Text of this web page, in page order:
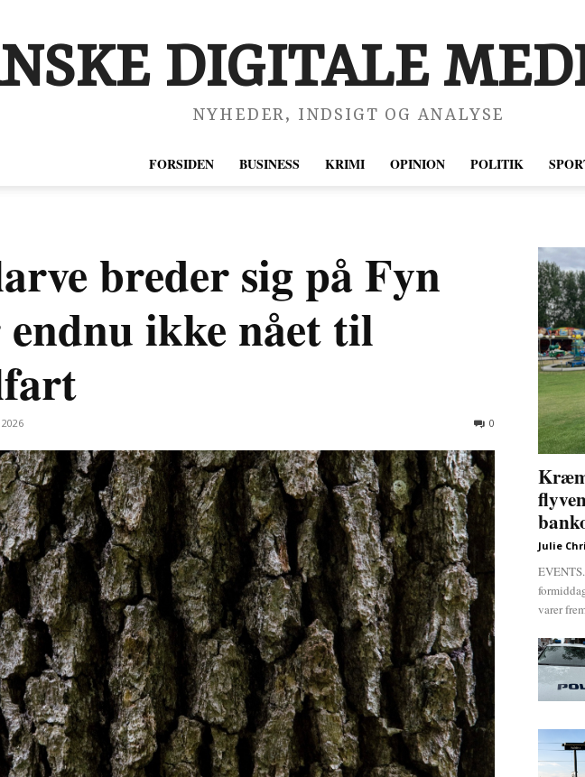
DIGITALE
NYHEDER, INDSIGT OG ANALYSE
FORSIDEN BUSINESS KRIMI OPINION POLITIK
breder sig på Fyn
endnu ikke nået til
0
Julie
varer